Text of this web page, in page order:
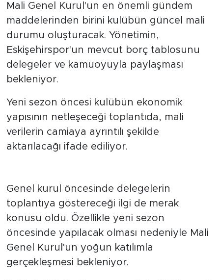
Mali Genel Kurul'un en önemli gündem
maddelerinden birini kulübün güncel mali
durumu oluşturacak. Yönetimin,
Eskişehirspor'un mevcut borç tablosunu
delegeler ve kamuoyuyla paylaşması
bekleniyor.
Yeni sezon öncesi kulübün ekonomik
yapısının netleşeceği toplantıda, mali
verilerin camiaya ayrıntılı şekilde
aktarılacağı ifade ediliyor.
Genel kurul öncesinde delegelerin
toplantıya göstereceği ilgi de merak
konusu oldu. Özellikle yeni sezon
öncesinde yapılacak olması nedeniyle Mali
Genel Kurul'un yoğun katılımla
gerçekleşmesi bekleniyor.